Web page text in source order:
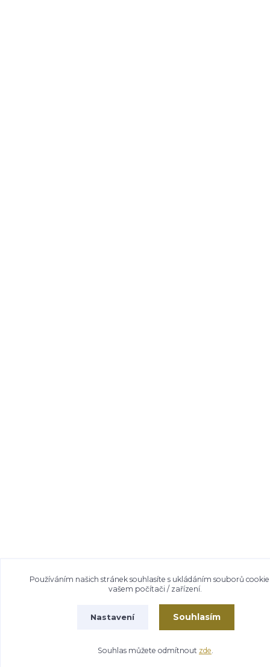
Používáním našich stránek souhlasíte s ukládáním souborů
vašem počítači / zařízení.
Nastavení Souhlasím
Souhlas můžete odmítnout zde